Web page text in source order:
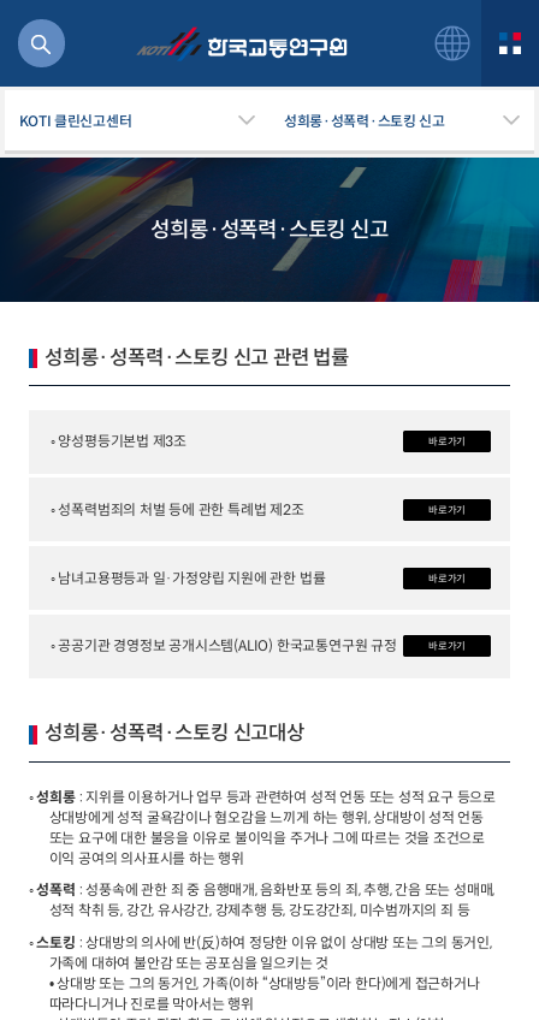
성희롱·성폭력·스토킹 신고
KOTI 클린신고센터 성희롱·성폭력·스토킹 신고
성희롱·성폭력·스토킹 신고 관련 법률
◦ 양성평등기본법 제3조 바로가기
◦ 성폭력범죄의 처벌 등에 관한 특례법 제2조 바로가기
◦ 남녀고용평등과 일·가정양립 지원에 관한 법률 바로가기
◦ 공공기관 경영정보 공개시스템(ALIO) 한국교통연구원 규정 바로가기
성희롱·성폭력·스토킹 신고대상
◦성희롱: 지위를 이용하거나 업무 등과 관련하여 성적 언동 또는 성적 요구 등으로
상대방에게 성적 굴욕감이나 혐오감을 느끼게 하는 행위, 상대방이 성적 언동
또는 요구에 대한 불응을 이유로 불이익을 주거나 그에 따르는 것을 조건으로
이익 공여의 의사표시를 하는 행위
◦성폭력 : 성풍속에 관한 죄 중 음행매개, 음화반포 등의 죄, 추행, 간음 또는 성매매,
성적 착취 등, 강간, 유사강간, 강제추행 등, 강도강간죄, 미수범까지의 죄 등
◦스토킹 : 상대방의 의사에 반(反)하여 정당한 이유 없이 상대방 또는 그의 동거인,
가족에 대하여 불안감 또는 공포심을 일으키는 것
• 상대방 또는 그의 동거인, 가족(이하 “상대방등”이라 한다)에게 접근하거나
따라다니거나 진로를 막아서는 행위
용
2024년 국가교통조사 및 분석
전국여객OD 여객통행량
통행발생모형
교통수요예측
2024.12.31
2024 생활물류 서비스 보
소화물배송대행